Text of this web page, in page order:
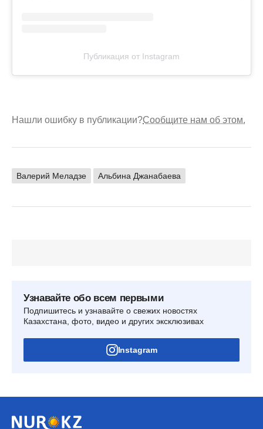
Публикация от Instagram
Нашли ошибку в публикации?Сообщите нам об этом.
Валерий Меладзе Альбина Джанабаева
Узнавайте обо всем первыми
Подпишитесь и узнавайте о свежих новостях
Казахстана, фото, видео и других эксклюзивах
Instagram